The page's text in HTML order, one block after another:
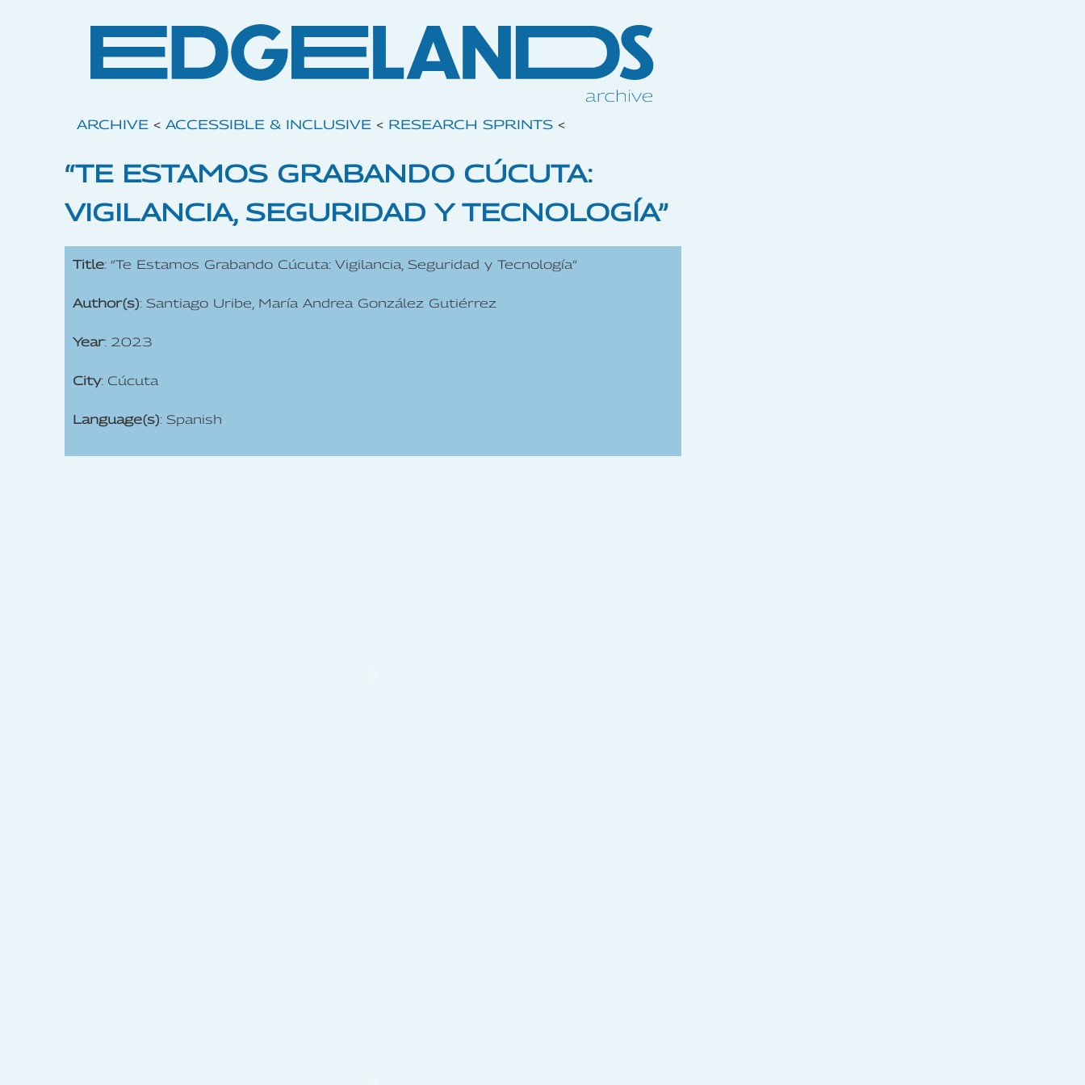
ARCHIVE < ACCESSIBLE & INCLUSIVE < RESEARCH SPRINTS <
“TE ESTAMOS GRABANDO CÚCUTA:
VIGILANCIA, SEGURIDAD Y TECNOLOGÍA”
Title: “Te Estamos Grabando Cúcuta: Vigilancia, Seguridad y Tecnología”
Author(s): Santiago Uribe, María Andrea González Gutiérrez
Year: 2023
City: Cúcuta
Language(s): Spanish